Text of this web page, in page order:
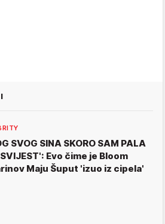
SVOG SINA SKORO SAM PALA
Evo čime je Bloom
Maju Šuput 'izuo iz cipela'